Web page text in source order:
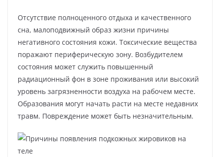
Отсутствие полноценного отдыха и качественного
сна, малоподвижный образ жизни причины
негативного состояния кожи. Токсические вещества
поражают периферическую зону. Возбудителем
состояния может служить повышенный
радиационный фон в зоне проживания или высокий
уровень загрязненности воздуха на рабочем месте.
Образования могут начать расти на месте недавних
травм. Повреждение может быть незначительным.